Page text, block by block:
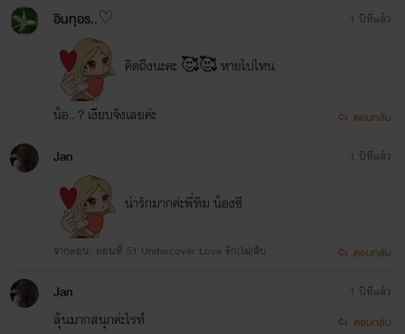
อินทุอร..♡
คิดถึงนะคะ 🥰🥰 หายไปไหน
น้อ.. ? เงียบจังเลยค่ะ
1 ปีที่แล้ว
ตอบกลับ
Jan
น่ารักมากค่ะพี่ทิม น้องซี
จากตอน: ตอนที่ 51 Undercover Love รัก(ไม่)ลับ
1 ปีที่แล้ว
ตอบกลับ
Jan
ลุ้นมากสนุกค่ะไรท์
1 ปีที่แล้ว
ตอบกลับ